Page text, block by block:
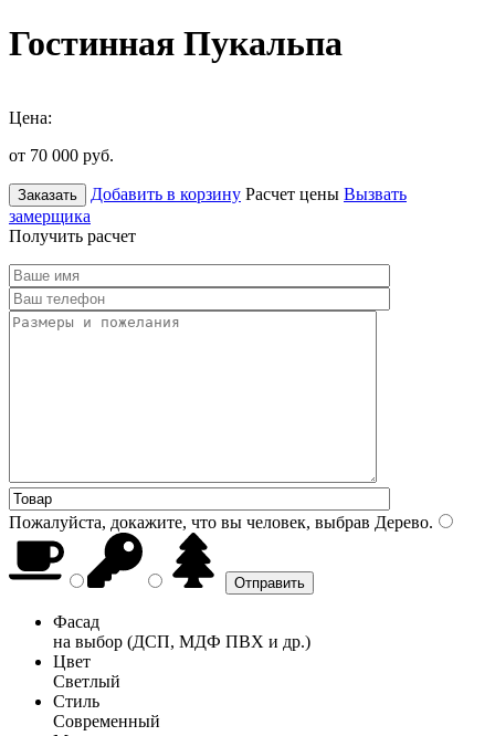
Гостинная Пукальпа
Цена:
от 70 000 руб.
Заказать Добавить в корзину Расчет цены Вызвать
замерщика
Получить расчет
Пожалуйста, докажите, что вы человек, выбрав Дерево.
Фасад
на выбор (ДСП, МДФ ПВХ и др.)
Цвет
Светлый
Стиль
Современный